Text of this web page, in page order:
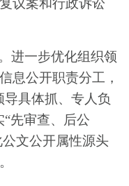
议案和行政诉讼
。 进一步优化组织领
息公开职责分工，
具体抓、专人负
“先审查、后公
文公开属性源头